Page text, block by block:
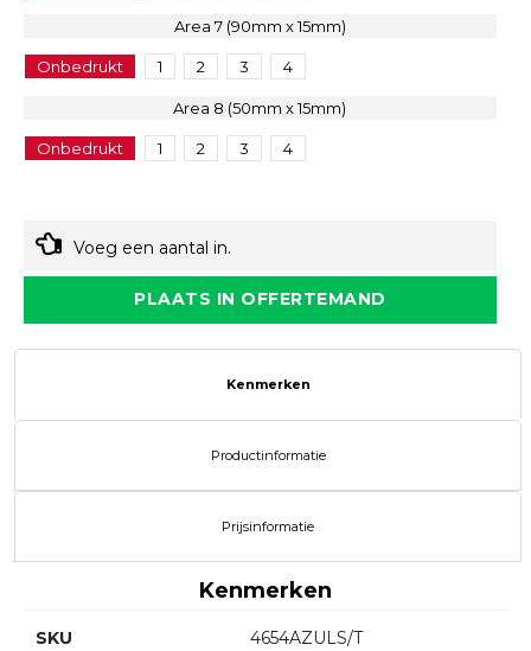
Area 7 (90mm x 15mm)
Onbedrukt 1 2 3 4
Area 8 (50mm x 15mm)
Onbedrukt 1 2 3 4
Voeg een aantal in.
PLAATS IN OFFERTEMAND
Kenmerken
Productinformatie
Prijsinformatie
Kenmerken
SKU 4654AZULS/T